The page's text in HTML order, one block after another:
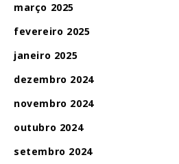
março 2025
fevereiro 2025
janeiro 2025
dezembro 2024
novembro 2024
outubro 2024
setembro 2024